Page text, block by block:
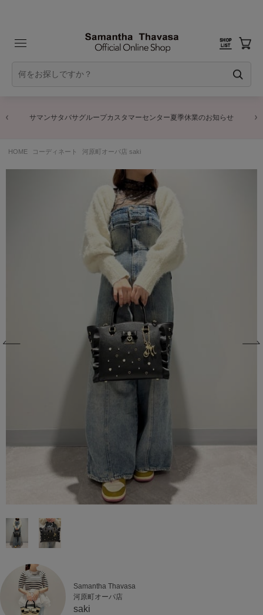
サマンサタバサグループカスタマーセンター夏季休業のお知らせ
HOME コーディネート 河原町オーパ店 saki
Samantha Thavasa
河原町オーパ店
saki